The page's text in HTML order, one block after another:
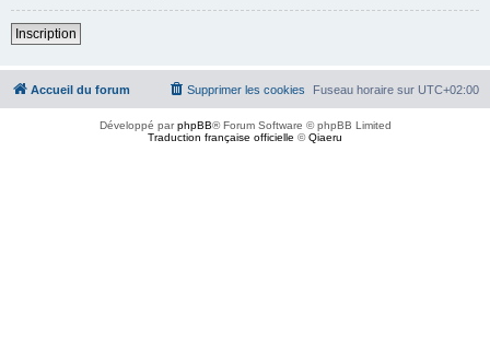
Inscription
Accueil du forum Fuseau horaire sur UTC+02:00
Supprimer les cookies
Développé parphpBB® Forum Software © phpBB Limited
Traduction française officielle ©Qiaeru